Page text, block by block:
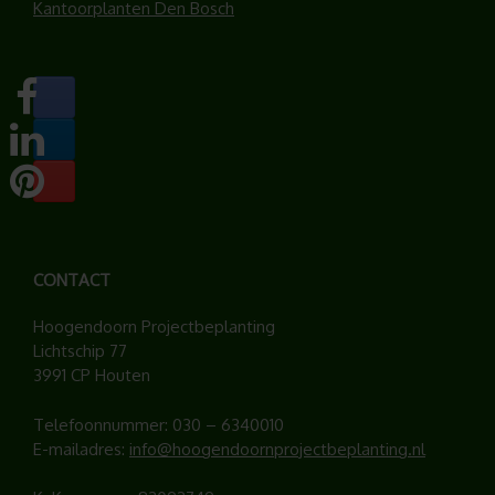
Kantoorplanten Den Bosch
CONTACT
Hoogendoorn Projectbeplanting
Lichtschip 77
3991 CP Houten
Telefoonnummer: 030 – 6340010
E-mailadres: info@hoogendoornprojectbeplanting.nl